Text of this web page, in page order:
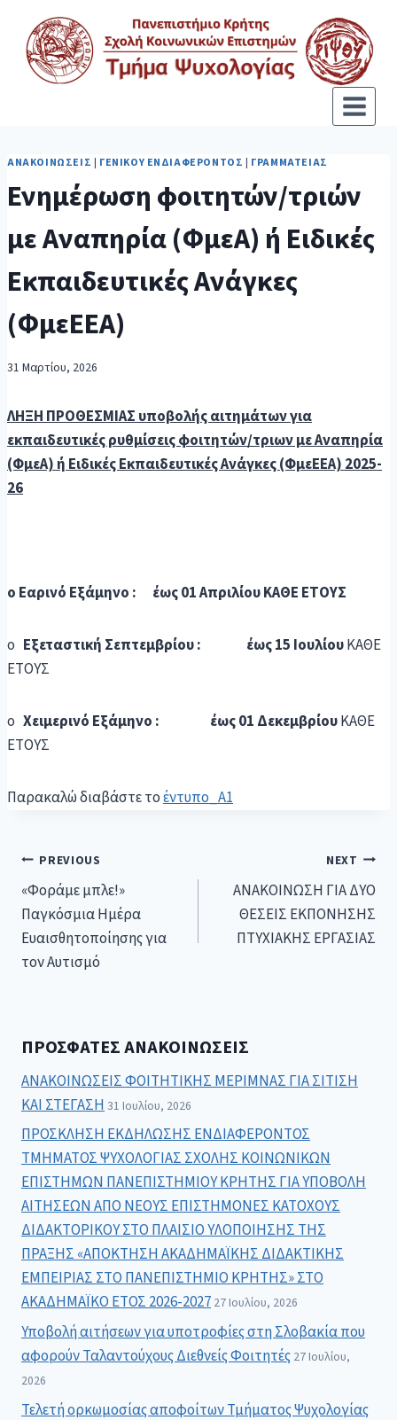
ΑΝΑΚΟΙΝΏΣΕΙΣ | ΓΕΝΙΚΟΎ ΕΝΔΙΑΦΈΡΟΝΤΟΣ | ΓΡΑΜΜΑΤΕΊΑΣ
Ενημέρωση φοιτητών/τριών
με Αναπηρία (ΦμεΑ) ή Ειδικές
Εκπαιδευτικές Ανάγκες
(ΦμεΕΕΑ)
31 Μαρτίου, 2026
ΛΗΞΗ ΠΡΟΘΕΣΜΙΑΣυποβολής αιτημάτων για
εκπαιδευτικές ρυθμίσεις φοιτητών/τριων με Αναπηρία
(ΦμεΑ) ή Ειδικές Εκπαιδευτικές Ανάγκες (ΦμεΕΕΑ) 2025-
26
o Εαρινό Εξάμηνο : έως 01 Απριλίου ΚΑΘΕ ΕΤΟΥΣ
o Εξεταστική Σεπτεμβρίου : έως 15 ΙουλίουΚΑΘΕ
ΕΤΟΥΣ
o Χειμερινό Εξάμηνο : έως 01 ΔεκεμβρίουΚΑΘΕ
ΕΤΟΥΣ
Παρακαλώ διαβάστε τοέντυπο_Α1
PREVIOUS
«Φοράμε μπλε!»
Παγκόσμια Ημέρα
Ευαισθητοποίησης για
τον Αυτισμό
NEXT
ΑΝΑΚΟΙΝΩΣΗ ΓΙΑ ΔΥΟ
ΘΕΣΕΙΣ ΕΚΠΟΝΗΣΗΣ
ΠΤΥΧΙΑΚΗΣ ΕΡΓΑΣΙΑΣ
ΠΡΌΣΦΑΤΕΣ ΑΝΑΚΟΙΝΏΣΕΙΣ
ΑΝΑΚΟΙΝΩΣΕΙΣ ΦΟΙΤΗΤΙΚΗΣ ΜΕΡΙΜΝΑΣ ΓΙΑ ΣΙΤΙΣΗ
ΚΑΙ ΣΤΕΓΑΣΗ 31 Ιουλίου, 2026
ΠΡΟΣΚΛΗΣΗ ΕΚΔΗΛΩΣΗΣ ΕΝΔΙΑΦΕΡΟΝΤΟΣ
ΤΜΗΜΑΤΟΣ ΨΥΧΟΛΟΓΙΑΣ ΣΧΟΛΗΣ ΚΟΙΝΩΝΙΚΩΝ
ΕΠΙΣΤΗΜΩΝ ΠΑΝΕΠΙΣΤΗΜΙΟΥ ΚΡΗΤΗΣ ΓΙΑ ΥΠΟΒΟΛΗ
ΑΙΤΗΣΕΩΝ ΑΠΟ ΝΕΟΥΣ ΕΠΙΣΤΗΜΟΝΕΣ ΚΑΤΟΧΟΥΣ
ΔΙΔΑΚΤΟΡΙΚΟΥ ΣΤΟ ΠΛΑΙΣΙΟ ΥΛΟΠΟΙΗΣΗΣ ΤΗΣ
ΠΡΑΞΗΣ «ΑΠΟΚΤΗΣΗ ΑΚΑΔΗΜΑΪΚΗΣ ΔΙΔΑΚΤΙΚΗΣ
ΕΜΠΕΙΡΙΑΣ ΣΤΟ ΠΑΝΕΠΙΣΤΗΜΙΟ ΚΡΗΤΗΣ» ΣΤΟ
ΑΚΑΔΗΜΑΪΚΟ ΕΤΟΣ 2026-2027 27 Ιουλίου, 2026
Υποβολή αιτήσεων για υποτροφίες στη Σλοβακία που
αφορούν Ταλαντούχους Διεθνείς Φοιτητές 27 Ιουλίου,
2026
Τελετή ορκωμοσίας αποφοίτων Τμήματος Ψυχολογίας